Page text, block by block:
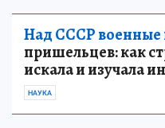
Над СССР военные
пришельцев: как
искала и изучала
НАУКА